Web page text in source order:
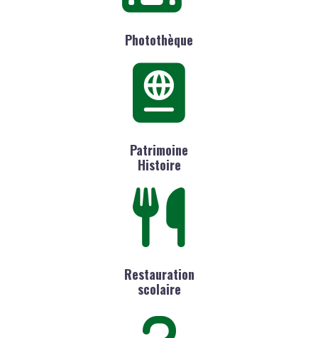
Photothèque
Patrimoine
Histoire
Restauration
scolaire